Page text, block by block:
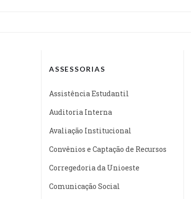
ASSESSORIAS
Assistência Estudantil
Auditoria Interna
Avaliação Institucional
Convênios e Captação de Recursos
Corregedoria da Unioeste
Comunicação Social